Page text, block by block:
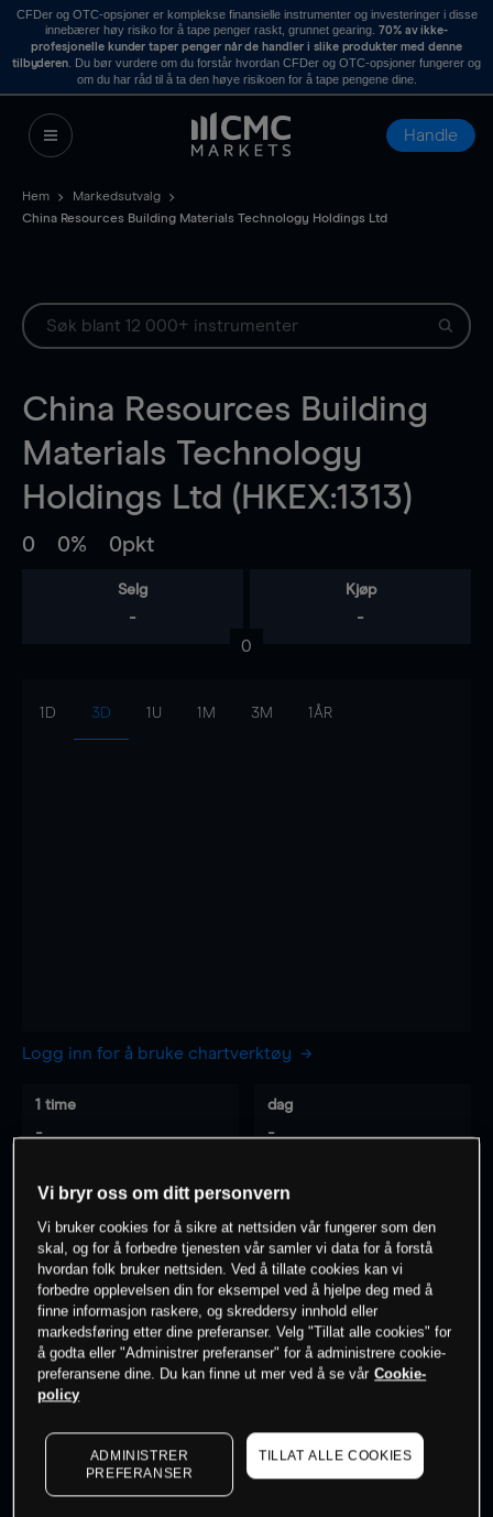
CFDer og OTC-opsjoner er komplekse finansielle instrumenter og investeringer i disse
innebærer høy risiko for å tape penger raskt, grunnet gearing. 70% av ikke-
profesjonelle kunder taper penger når de handler i slike produkter med denne
tilbyderen . Du bør vurdere om du forstår hvordan CFDer og OTC-opsjoner fungerer og
om du har råd til å ta den høye risikoen for å tape pengene dine.
Handle
Hem
Markedsutvalg
China Resources Building Materials Technology Holdings Ltd
China Resources Building
Materials Technology
Holdings Ltd (HKEX:1313)
0 0% 0pkt
Selg
-
Kjøp
-
0
1D 3D 1U 1M 3M 1ÅR
Logg inn for å bruke chartverktøy
1 time
-
dag
-
7 dager
-
30 dager
-
0% av kunder erpå dette instrumentet
Vi bryr oss om ditt personvern
Vi bruker cookies for å sikre at nettsiden vår fungerer som den
skal, og for å forbedre tjenesten vår samler vi data for å forstå
hvordan folk bruker nettsiden. Ved å tillate cookies kan vi
forbedre opplevelsen din for eksempel ved å hjelpe deg med å
finne informasjon raskere, og skreddersy innhold eller
markedsføring etter dine preferanser. Velg "Tillat alle cookies" for
å godta eller "Administrer preferanser" for å administrere cookie-
preferansene dine. Du kan finne ut mer ved å se vår Cookie-
policy
ADMINISTRER
PREFERANSER
TILLAT ALLE COOKIES